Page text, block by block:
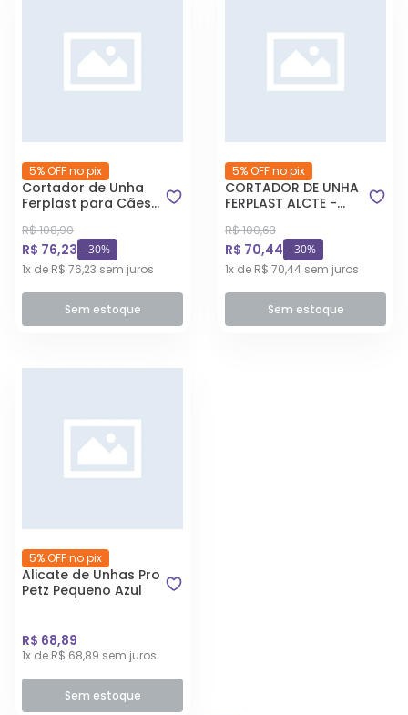
5% OFF no pix
Cortador de Unha
Ferplast para Cães
R$ 108,90
R$ 76,23 -30%
1x de R$ 76,23 sem juros
Sem estoque
5% OFF no pix
CORTADOR DE UNHA
FERPLAST ALCTE -
R$ 100,63
R$ 70,44 -30%
1x de R$ 70,44 sem juros
Sem estoque
5% OFF no pix
Alicate de Unhas Pro
Petz Pequeno Azul
R$ 68,89
1x de R$ 68,89 sem juros
Sem estoque